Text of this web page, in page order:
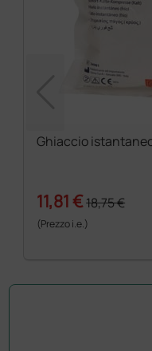
Ghiaccio
11,81 €18,75 €
(Prezzo i.e.)